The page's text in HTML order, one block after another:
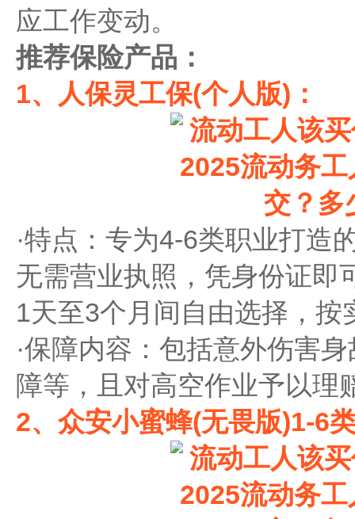
应工作变动。
‌推荐保险产品‌：
1、‌人保灵工保(个人版)‌：
·‌特点‌：专为4-6类职业打造
无需营业执照，凭身份证即
1天至3个月间自由选择，
·‌保障内容‌：包括意外伤害
障等，且对高空作业予以理
2、‌众安小蜜蜂(无畏版)1-6